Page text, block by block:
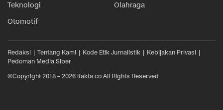
Teknologi
Olahraga
Otomotif
Redaksi Tentang Kami Kode Etik Jurnalistik
Kebijakan Privasi
Pedoman Media Siber
©Copyright 2018 – 2026 ifakta.co All Rights Reserved